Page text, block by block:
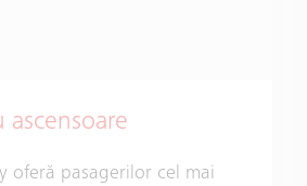
ascensoare
oferă pasagerilor cel mai